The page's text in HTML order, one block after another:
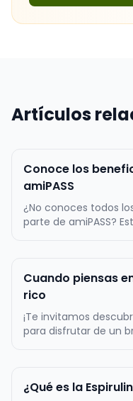
Artículos
Conoce los
amiPASS
¿No conoces todos
parte de amiPASS?
más de 500.000
Cuando piensas
rico
¡Te invitamos
para disfrutar de un
sándwich
¿Qué es la